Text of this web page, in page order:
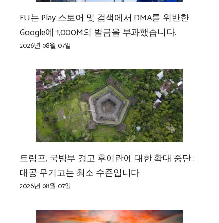
EU는 Play 스토어 및 검색에서 DMA를 위반한
Google에 1,000M의 벌금을 부과했습니다.
2026년 08월 07일
트럼프, 국방부 경고 후이란에 대한 확대 중단 :
대공 무기고는 최소 수준입니다
2026년 08월 07일